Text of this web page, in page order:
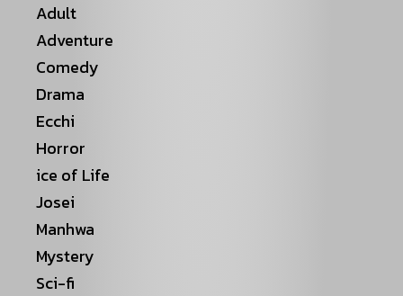
Adult
Adventure
Comedy
Drama
Ecchi
Horror
ice of Life
Josei
Manhwa
Mystery
Sci-fi